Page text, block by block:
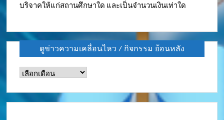
บริจาคให้แก่สถานศึกษาใด และเป็นจำนวนเงินเท่าใด
ดูข่าวความเคลื่อนไหว / กิจกรรม ย้อนหลัง
ดู